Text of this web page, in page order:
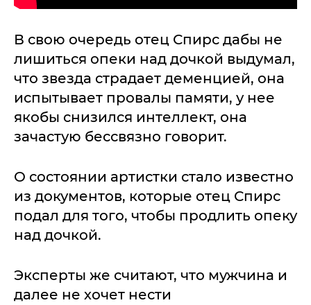
В свою очередь отец Спирс дабы не
лишиться опеки над дочкой выдумал,
что звезда страдает деменцией, она
испытывает провалы памяти, у нее
якобы снизился интеллект, она
зачастую бессвязно говорит.
О состоянии артистки стало известно
из документов, которые отец Спирс
подал для того, чтобы продлить опеку
над дочкой.
Эксперты же считают, что мужчина и
далее не хочет нести